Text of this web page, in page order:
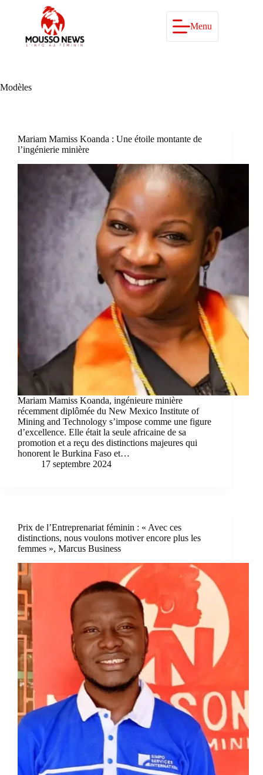
Menu
Modèles
Mariam Mamiss Koanda : Une étoile montante de
l’ingénierie minière
Mariam Mamiss Koanda, ingénieure minière
récemment diplômée du New Mexico Institute of
Mining and Technology s’impose comme une figure
d’excellence. Elle était la seule africaine de sa
promotion et a reçu des distinctions majeures qui
honorent le Burkina Faso et…
17 septembre 2024
Prix de l’Entreprenariat féminin : « Avec ces
distinctions, nous voulons motiver encore plus les
femmes », Marcus Business